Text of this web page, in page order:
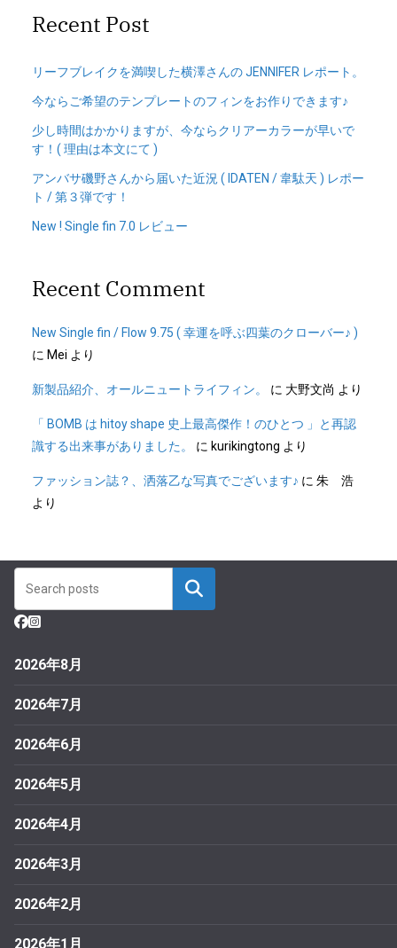
Recent Post
リーフブレイクを満喫した横澤さんの JENNIFER レポート。
今ならご希望のテンプレートのフィンをお作りできます♪
少し時間はかかりますが、今ならクリアーカラーが早いで
す！( 理由は本文にて )
アンバサ磯野さんから届いた近況 ( IDATEN / 韋駄天 ) レポー
ト / 第３弾です！
New ! Single fin 7.0 レビュー
Recent Comment
New Single fin / Flow 9.75 ( 幸運を呼ぶ四葉のクローバー♪ )
に Mei より
新製品紹介、オールニュートライフィン。 に 大野文尚 より
「 BOMB は hitoy shape 史上最高傑作！のひとつ 」と再認
識する出来事がありました。
に kurikingtong より
ファッション誌？、洒落乙な写真でございます♪ に 朱 浩
より
2026年8月
2026年7月
2026年6月
2026年5月
2026年4月
2026年3月
2026年2月
2026年1月